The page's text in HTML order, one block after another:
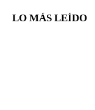
LO MÁS LEÍDO